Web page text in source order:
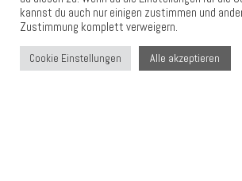
deinen Alltag.
kannst du auch nur einigen zustimmen und
Zustimmung komplett verweigern.
Cookie Einstellungen Alle akzeptieren